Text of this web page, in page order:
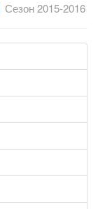
Сезон 2015-2016